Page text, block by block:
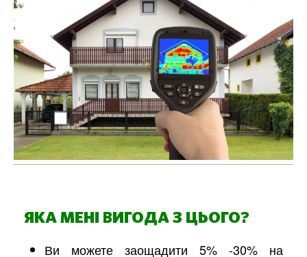
ЯКА МЕНІ ВИГОДА З ЦЬОГО?
Ви можете заощадити 5% -30% на